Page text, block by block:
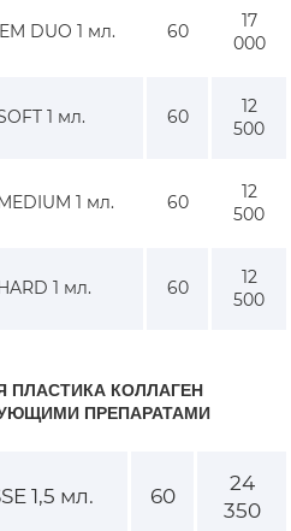
DUO 1 мл. 60
17
000
1 мл. 60
12
500
1 мл. 60
12
500
1 мл. 60
12
500
ПЛАСТИКА КОЛЛАГЕН
ПРЕПАРАТАМИ
1,5 мл. 60
24
350